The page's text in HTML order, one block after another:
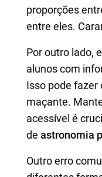
proporções
entre eles.
Por outro lado,
alunos com
Isso pode fazer
maçante.
acessível é
de astronomia
Outro erro